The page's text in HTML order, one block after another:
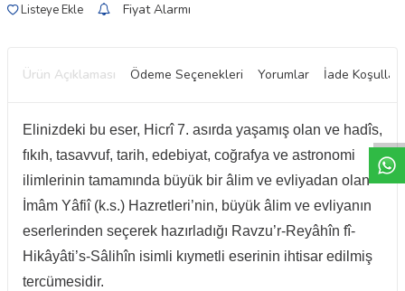
WhtappDeseHatt
Listeye Ekle Fiyat Alarmı
Ürün Açıklaması Ödeme Seçenekleri Yorumlar İade Koşulları
Elinizdeki bu eser, Hicrî 7. asırda yaşamış olan ve hadîs,
fıkıh, tasavvuf, tarih, edebiyat, coğrafya ve astronomi
ilimlerinin tamamında büyük bir âlim ve evliyadan olan
İmâm Yâfiî (k.s.) Hazretleri’nin, büyük âlim ve evliyanın
eserlerinden seçerek hazırladığı Ravzu’r-Reyâhîn fî-
Hikâyâti’s-Sâlihîn isimli kıymetli eserinin ihtisar edilmiş
tercümesidir.